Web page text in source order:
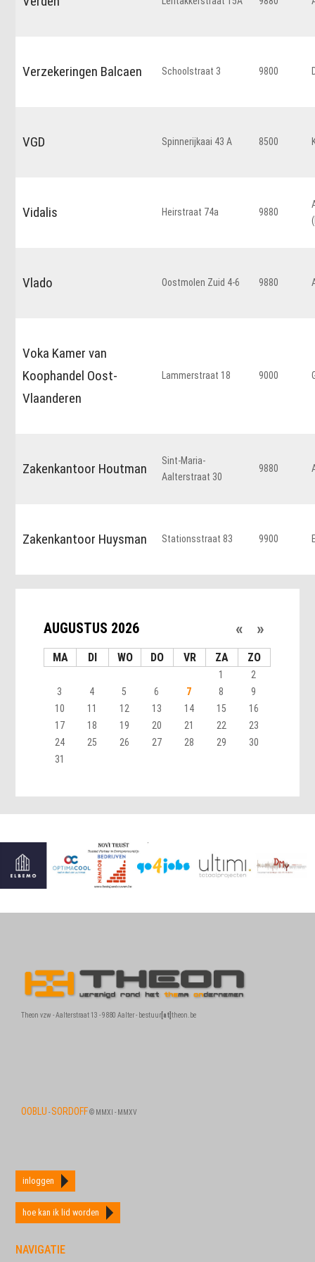
Verzekeringen Balcaen Schoolstraat 3 9800
VGD Spinnerijkaai 43 A 8500
Vidalis Heirstraat 74a 9880
Vlado Oostmolen Zuid 4-6 9880
Voka Kamer van
Koophandel Oost-
Vlaanderen
Lammerstraat 18 9000
Zakenkantoor Houtman
Sint-Maria-
Aalterstraat 30
9880
Zakenkantoor Huysman Stationsstraat 83 9900
AUGUSTUS 2026 « »
MA DI WO DO VR ZA ZO
1
2
3
4 5 6 7 8
9
10
11 12 13 14 15
16
17
18 19 20 21 22
23
24
25 26 27 28 29
30
31
Theon vzw - Aalterstraat 13 - 9880 Aalter - bestuur [at]theon.be
OOBLU - SORDOFF© MMXI - MMXV
inloggen
hoe kan ik lid worden
NAVIGATIE